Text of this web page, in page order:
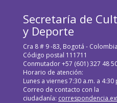
Secretaría de
y Deporte
Cra 8 # 9 -83, Bogotá - Colombia
Código postal 111711
Conmutador +57 (601) 327 48
Horario de atención:
Lunes a viernes 7:30 a.m. a 4:30
Correo de contacto con la
ciudadanía: